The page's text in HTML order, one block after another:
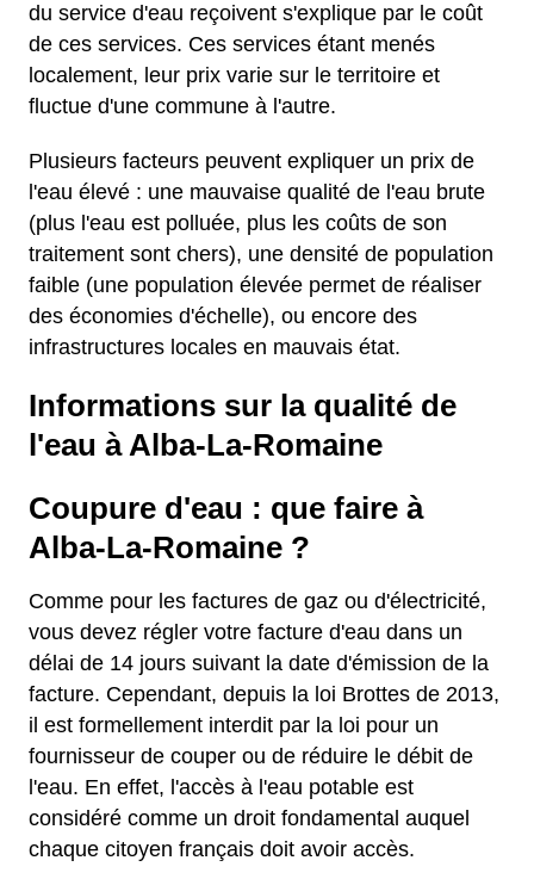
du service d'eau reçoivent s'explique par le coût
de ces services. Ces services étant menés
localement, leur prix varie sur le territoire et
fluctue d'une commune à l'autre.
Plusieurs facteurs peuvent expliquer un prix de
l'eau élevé : une mauvaise qualité de l'eau brute
(plus l'eau est polluée, plus les coûts de son
traitement sont chers), une densité de population
faible (une population élevée permet de réaliser
des économies d'échelle), ou encore des
infrastructures locales en mauvais état.
Informations sur la qualité de
l'eau à Alba-La-Romaine
Coupure d'eau : que faire à
Alba-La-Romaine ?
Comme pour les factures de gaz ou d'électricité,
vous devez régler votre facture d'eau dans un
délai de 14 jours suivant la date d'émission de la
facture. Cependant, depuis la loi Brottes de 2013,
il est formellement interdit par la loi pour un
fournisseur de couper ou de réduire le débit de
l'eau. En effet, l'accès à l'eau potable est
considéré comme un droit fondamental auquel
chaque citoyen français doit avoir accès.